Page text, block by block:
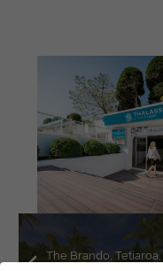
The Brando, Tetiaroa,